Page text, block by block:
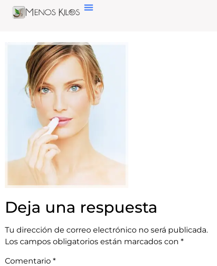
Deja una respuesta
Tu dirección de correo electrónico no será publicada.
Los campos obligatorios están marcados con *
Comentario *